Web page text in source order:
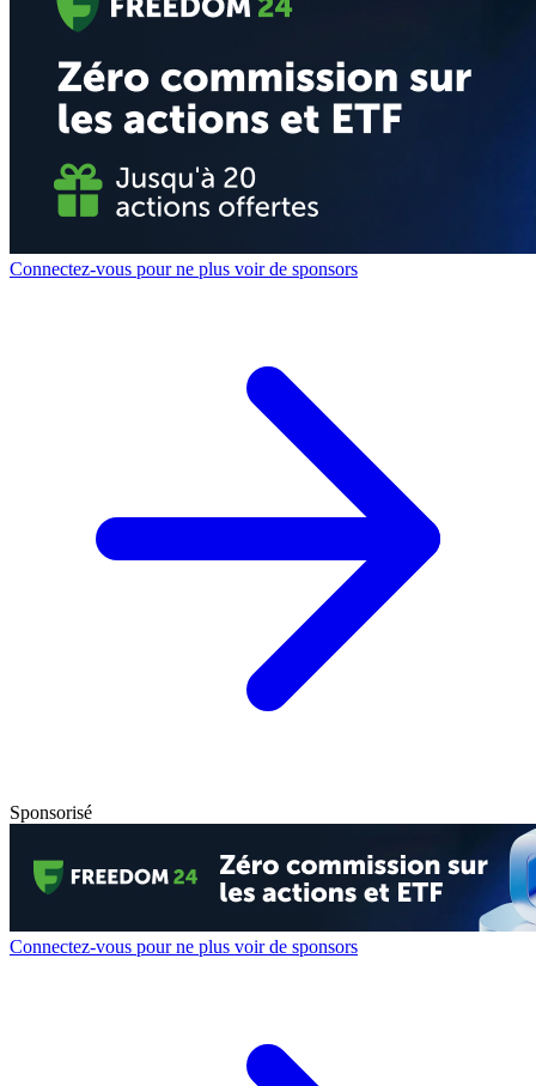
Connectez-vous pour ne plus voir de sponsors
Sponsorisé
Connectez-vous pour ne plus voir de sponsors